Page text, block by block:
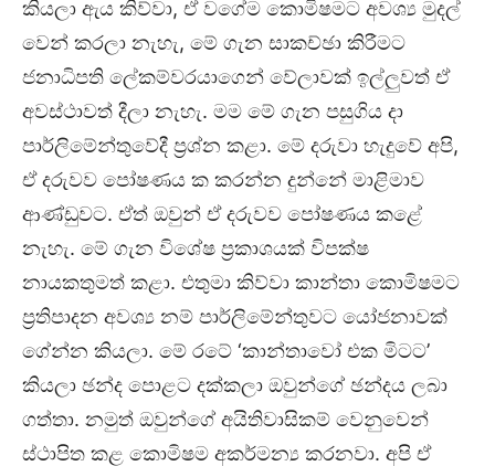
කියලා ඇය කිව්වා, ඒ වගේම කොමිෂමට අවශ්‍ය මුදල්
වෙන් කරලා නැහැ, මේ ගැන සාකච්ඡා කිරීමට
ජනාධිපති ලේකම්වරයාගෙන් වේලාවක් ඉල්ලුවත් ඒ
අවස්ථාවත් දීලා නැහැ. මම මේ ගැන පසුගිය දා
පාර්ලිමේන්තුවේදී ප්‍රශ්න කළා. මේ දරුවා හැදුවේ අපි,
ඒ දරුවව පෝෂණය ක කරන්න දුන්නේ මාළිමාව
ආණ්ඩුවට. ඒත් ඔවුන් ඒ දරුවව පෝෂණය කළේ
නැහැ. මේ ගැන විශේෂ ප්‍රකාශයක් විපක්ෂ
නායකතුමත් කළා. එතුමා කිව්වා කාන්තා කොමිෂමට
ප්‍රතිපාදන අවශ්‍ය නම් පාර්ලිමේන්තුවට යෝජනාවක්
ගේන්න කියලා. මේ රටේ ‘කාන්තාවෝ එක මිටට’
කියලා ඡන්ද පොළට දක්කලා ඔවුන්ගේ ඡන්දය ලබා
ගත්තා. නමුත් ඔවුන්ගේ අයිතිවාසිකම් වෙනුවෙන්
ස්ථාපිත කළ කොමිෂම අකර්මන්‍ය කරනවා. අපි ඒ